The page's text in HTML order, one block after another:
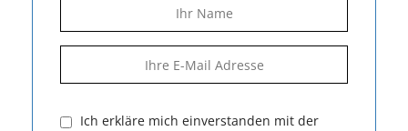
Ich erkläre mich einverstanden mit der